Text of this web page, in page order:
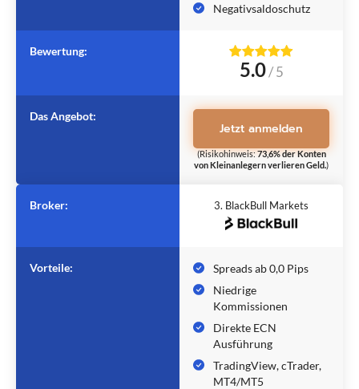
Negativsaldoschutz
Bewertung:
5.0/ 5
Das Angebot:
Jetzt anmelden
(Risikohinweis:73,6% der Konten
von Kleinanlegern verlieren Geld.)
Broker: 3. BlackBull Markets
Vorteile:
Spreads ab 0,0 Pips
Niedrige
Kommissionen
Direkte ECN
Ausführung
TradingView, cTrader,
MT4/MT5